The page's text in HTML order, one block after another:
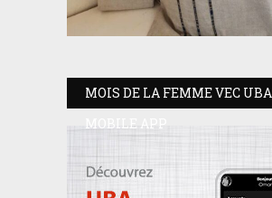
MOIS DE LA FEMME VEC UBA
MOBILE APP